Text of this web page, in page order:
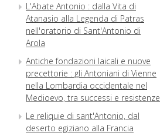
L'Abate Antonio : dalla Vita di
Atanasio alla Legenda di Patras
nell'oratorio di Sant'Antonio di
Arola
Antiche fondazioni laicali e nuove
precettorie : gli Antoniani di Vienne
nella Lombardia occidentale nel
Medioevo, tra successi e resistenze
Le reliquie di sant'Antonio, dal
deserto egiziano alla Francia